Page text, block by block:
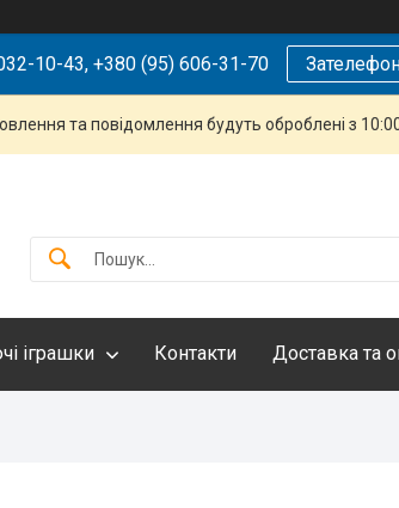
10-43, +380 (95) 606-31-70
та повідомлення будуть оброблені з
іграшки Контакти Доставка та